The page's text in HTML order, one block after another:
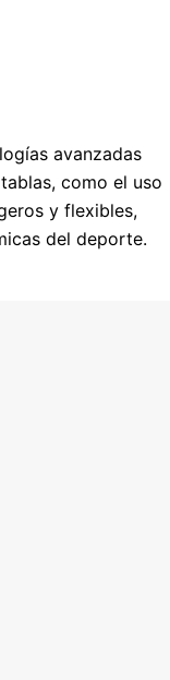
avanzadas
como el uso
y flexibles,
del deporte.